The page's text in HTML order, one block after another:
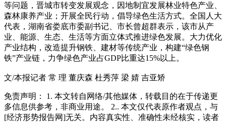
等问题，晋城市转变发展观念，因地制宜发展林业特色产业、
森林康养产业；开展全民行动，倡导绿色生活方式。全国人大
代表，湖南省娄底市委副书记、市长曾超群表示，该市从产
业、能源、生态、生活等方面立体式推进绿色发展。大力优化
产业结构，改造提升钢铁、建材等传统产业，构建“绿色钢
铁”产业链，力争绿色产业占GDP比重达15%以上。
文/本报记者 常 理 董庆森 杜秀萍 梁 婧 吉亚矫
免责声明： 1. 本文转自网络/其他媒体，转载目的在于传递更
多信息供参考，非商业用途。 2.. 本文仅代表原作者观点，与
[经济形势报告网]无关。内容真实性、准确性未经核实，读者